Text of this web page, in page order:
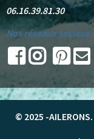
06.16.39.81.30
Nos réseaux sociaux :
© 2025 -AILERONS